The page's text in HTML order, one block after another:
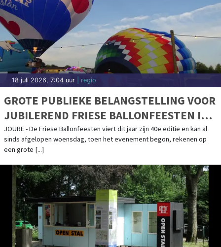
18 juli 2026, 7:04 uur | regio
GROTE PUBLIEKE BELANGSTELLING VOOR
JUBILEREND FRIESE BALLONFEESTEN IN
JOURE
JOURE - De Friese Ballonfeesten viert dit jaar zijn 40e editie en kan al
sinds afgelopen woensdag, toen het evenement begon, rekenen op
een grote [...]